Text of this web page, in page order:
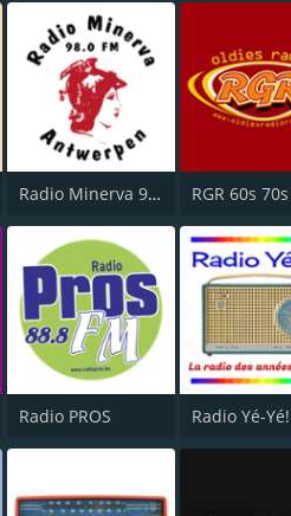
Radio Minerva 98.0
Radio PROS Radio Yé-Yé!